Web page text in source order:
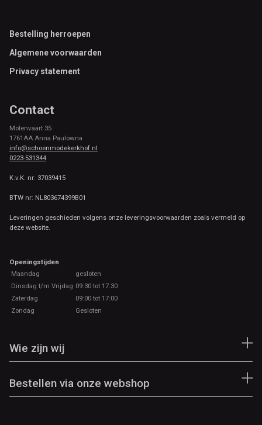
Footer
Bestelling herroepen
Algemene voorwaarden
Privacy statement
Contact
Molenvaart 35
1761AA Anna Paulowna
info@schoenmodekerkhof.nl
0223-531344
K.v.K. nr: 37039415
BTW nr: NL803674399B01
Leveringen geschieden volgens onze leveringsvoorwaarden zoals vermeld op
deze website.
Openingstijden
Maandag
gesloten
Dinsdag t/m Vrijdag 09:30 tot 17.30
Zaterdag
09:00 tot 17:00
Zondag
Gesloten
Wie zijn wij
Bestellen via onze webshop